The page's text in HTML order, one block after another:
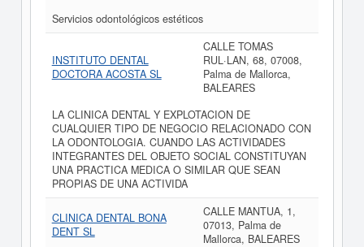
Servicios odontológicos estéticos
INSTITUTO DENTAL
DOCTORA ACOSTA SL
CALLE TOMAS
RUL·LAN, 68, 07008,
Palma de Mallorca,
BALEARES
LA CLINICA DENTAL Y EXPLOTACION DE
CUALQUIER TIPO DE NEGOCIO RELACIONADO CON
LA ODONTOLOGIA. CUANDO LAS ACTIVIDADES
INTEGRANTES DEL OBJETO SOCIAL CONSTITUYAN
UNA PRACTICA MEDICA O SIMILAR QUE SEAN
PROPIAS DE UNA ACTIVIDA
CLINICA DENTAL BONA
DENT SL
CALLE MANTUA, 1,
07013, Palma de
Mallorca, BALEARES